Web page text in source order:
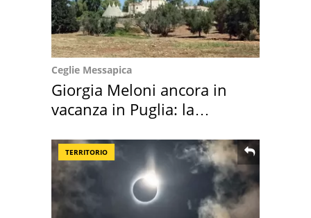
Ceglie Messapica
Giorgia Meloni ancora in
vacanza in Puglia: la
TERRITORIO